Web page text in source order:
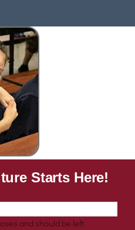
Starts Here!
and should be left